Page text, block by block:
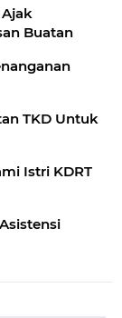
Buatan
TKD Untuk
Istri KDRT